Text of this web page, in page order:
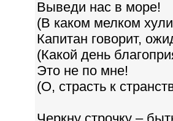
Выведи нас в море!
(В каком мелком
Капитан говорит,
(Какой день
Это не по мне!
(О, страсть к